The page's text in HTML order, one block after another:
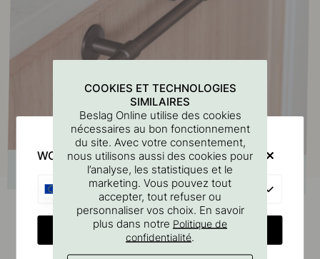
Produits similaires
COOKIES ET TECHNOLOGIES
SIMILAIRES
Beslag Online utilise des cookies
nécessaires au bon fonctionnement
du site. Avec votre consentement,
nous utilisons aussi des cookies pour
l’analyse, les statistiques et le
marketing. Vous pouvez tout
accepter, tout refuser ou
personnaliser vos choix. En savoir
plus dans notre Politique de
confidentialité.
WOULD YOU RATHER VISIT?
CHANGE COUNTRY